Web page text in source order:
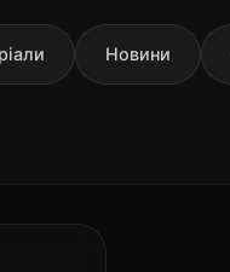
Новини